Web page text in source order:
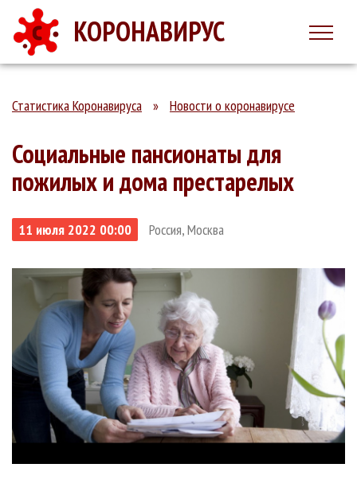
КОРОНАВИРУС
Статистика Коронавируса » Новости о коронавирусе
Социальные пансионаты для
пожилых и дома престарелых
11 июля 2022 00:00 Россия, Москва